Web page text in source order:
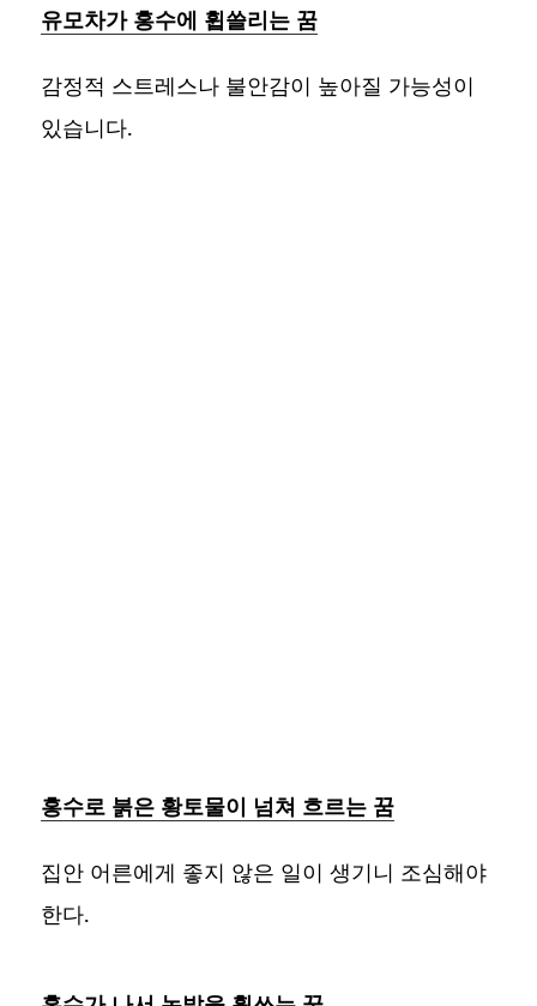
유모차가 홍수에 휩쓸리는 꿈
감정적 스트레스나 불안감이 높아질 가능성이
있습니다.
홍수로 붉은 황토물이 넘쳐 흐르는 꿈
집안 어른에게 좋지 않은 일이 생기니 조심해야
한다.